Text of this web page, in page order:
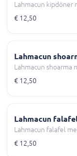
Lahmacun kipdöner
€ 12,50
Lahmacun
Lahmacun shoarma
€ 12,50
Lahmacun
Lahmacun falafel
€ 12,50